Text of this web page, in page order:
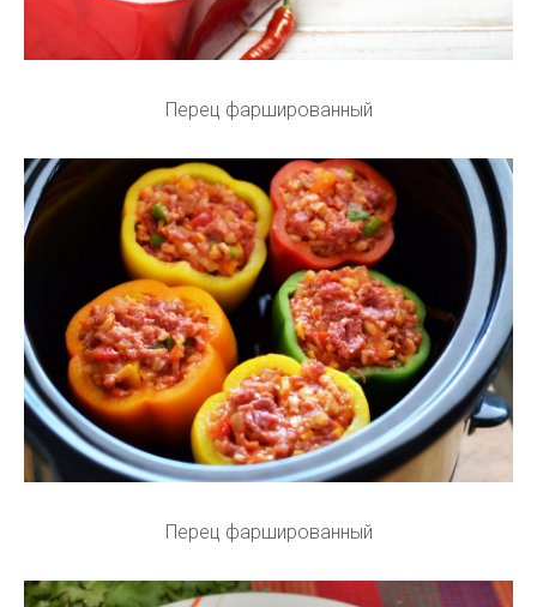
Перец фаршированный
Перец фаршированный